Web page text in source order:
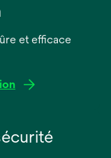
et efficace